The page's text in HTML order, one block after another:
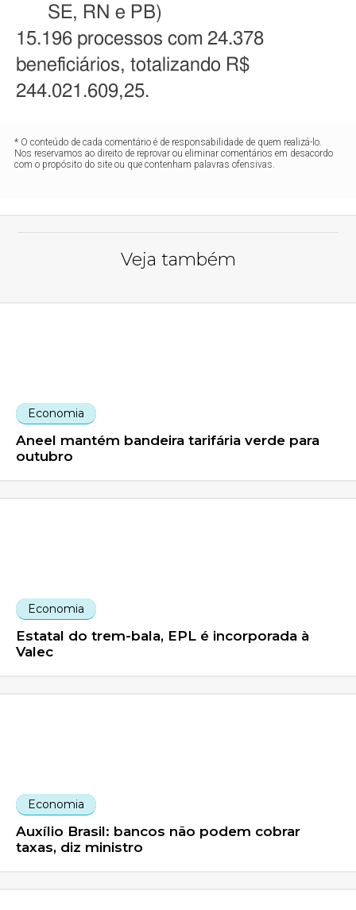
SE, RN e PB)
15.196 processos com 24.378
beneficiários, totalizando R$
244.021.609,25.
* O conteúdo de cada comentário é de responsabilidade de quem realizá-lo.
Nos reservamos ao direito de reprovar ou eliminar comentários em desacordo
com o propósito do site ou que contenham palavras ofensivas.
Veja também
Economia
Aneel mantém bandeira tarifária verde para
outubro
Economia
Estatal do trem-bala, EPL é incorporada à
Valec
Economia
Auxílio Brasil: bancos não podem cobrar
taxas, diz ministro